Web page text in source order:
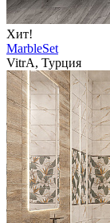
Хит!
MarbleSet
VitrA, Турция